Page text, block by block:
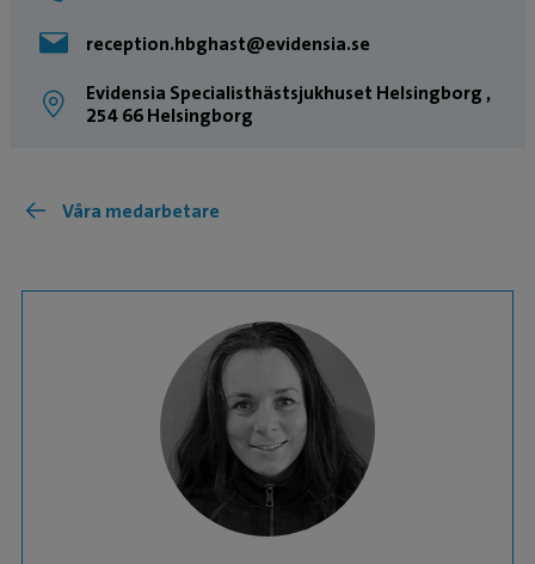
reception.hbghast@evidensia.se
Evidensia Specialisthästsjukhuset Helsingborg ,
254 66 Helsingborg
Våra medarbetare